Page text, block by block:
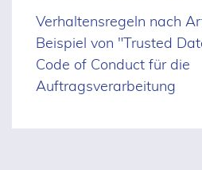
Verhaltensregeln nach
Beispiel von "Trusted
Code of Conduct für die
Auftragsverarbeitung